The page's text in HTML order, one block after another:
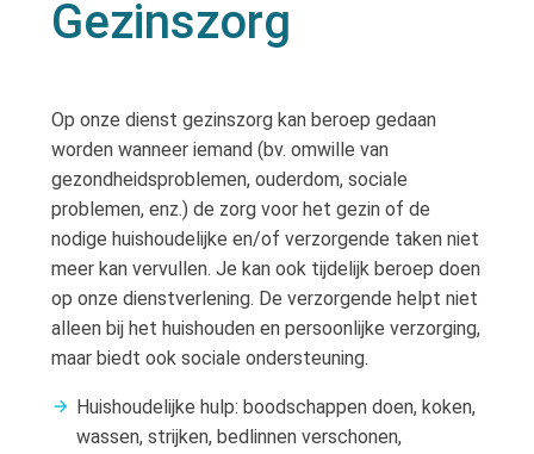
Gezinszorg
Op onze dienst gezinszorg kan beroep gedaan
worden wanneer iemand (bv. omwille van
gezondheidsproblemen, ouderdom, sociale
problemen, enz.) de zorg voor het gezin of de
nodige huishoudelijke en/of verzorgende taken niet
meer kan vervullen. Je kan ook tijdelijk beroep doen
op onze dienstverlening. De verzorgende helpt niet
alleen bij het huishouden en persoonlijke verzorging,
maar biedt ook sociale ondersteuning.
Huishoudelijke hulp: boodschappen doen, koken,
wassen, strijken, bedlinnen verschonen,